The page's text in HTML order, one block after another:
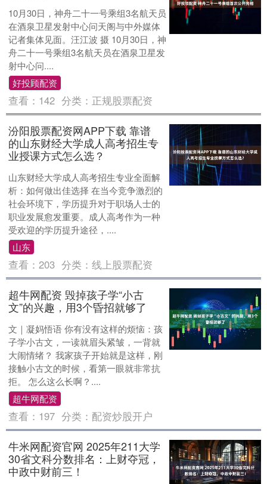
10月30日，神舟二十一号乘组3名航天员
在酒泉卫星发射中心问天阁与中外媒体
记者集体见面。汪江波 摄 10月30日，神
舟二十一号乘组3名航天员在酒泉卫星发
射中心问....
好投顾配资
查看： 142 分类： 正规股票配资
汾阳股票配资网APP下载 靠谱
的山东财经大学成人高考招生专
业授课方式怎么选？
山东财经大学成人高考招生专业全面解
析：如何做出佳选择 在当今竞争激烈的
社会环境下，学历提升对于职场人士的
职业发展愈发重要。成人高考作为一种
受欢迎的学历提升途径，....
山东
查看：203 分类：线上股票配资
超牛网配资 毁掉孩子学“小古
文”的兴趣，用3个昏招就够了
文｜凝妈悟语 你有没有这样的烦恼：孩
子学小古文，一读就眉头紧皱，一背就
大闹情绪？ 我家孩子开始就是这样，刚
接触小古文的时候，看第一眼就非常抗
拒。 怎么这么长啊？....
超牛网配资
查看： 197 分类： 配资炒股开户
牛米网配资官网 2025年211大学
30省文科分数排名：上财夺冠，
中政中财前三！